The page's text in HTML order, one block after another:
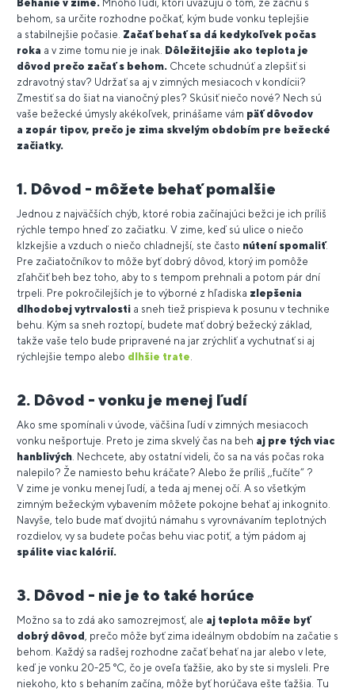
Behanie v zime. Mnoho ľudí, ktorí uvažujú o tom, že začnú s
behom, sa určite rozhodne počkať, kým bude vonku teplejšie
a stabilnejšie počasie. Začať behať sa dá kedykoľvek počas
roka a v zime tomu nie je inak. Dôležitejšie ako teplota je
dôvod prečo začať s behom. Chcete schudnúť a zlepšiť si
zdravotný stav? Udržať sa aj v zimných mesiacoch v kondícii?
Zmestiť sa do šiat na vianočný ples? Skúsiť niečo nové? Nech sú
vaše bežecké úmysly akékoľvek, prinášame vám päť dôvodov
a zopár tipov, prečo je zima skvelým obdobím pre bežecké
začiatky.
1. Dôvod - môžete behať pomalšie
Jednou z najväčších chýb, ktoré robia začínajúci bežci je ich príliš
rýchle tempo hneď zo začiatku. V zime, keď sú ulice o niečo
klzkejšie a vzduch o niečo chladnejší, ste často nútení spomaliť.
Pre začiatočníkov to môže byť dobrý dôvod, ktorý im pomôže
zľahčiť beh bez toho, aby to s tempom prehnali a potom pár dní
trpeli. Pre pokročilejších je to výborné z hľadiska zlepšenia
dlhodobej vytrvalosti a sneh tiež prispieva k posunu v technike
behu. Kým sa sneh roztopí, budete mať dobrý bežecký základ,
takže vaše telo bude pripravené na jar zrýchliť a vychutnať si aj
rýchlejšie tempo alebo dlhšie trate
2. Dôvod - vonku je menej ľudí
Ako sme spomínali v úvode, väčšina ľudí v zimných mesiacoch
vonku nešportuje. Preto je zima skvelý čas na beh aj pre tých viac
hanblivých . Nechcete, aby ostatní videli, čo sa na vás počas roka
nalepilo? Že namiesto behu kráčate? Alebo že príliš ,,fučíte“ ?
V zime je vonku menej ľudí, a teda aj menej očí. A so všetkým
zimným bežeckým vybavením môžete pokojne behať aj inkognito.
Navyše, telo bude mať dvojitú námahu s vyrovnávaním teplotných
rozdielov, vy sa budete počas behu viac potiť, a tým pádom aj
spálite viac kalórií.
3. Dôvod - nie je to také horúce
Možno sa to zdá ako samozrejmosť, ale aj teplota môže byť
dobrý dôvod , prečo môže byť zima ideálnym obdobím na začatie s
behom. Každý sa radšej rozhodne začať behať na jar alebo v lete,
keď je vonku 20-25 °C, čo je oveľa ťažšie, ako by ste si mysleli. Pre
niekoho, kto s behaním začína, môže byť horúčava ešte ťažšia. Tu